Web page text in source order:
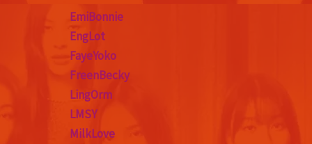
EmiBonnie
EngLot
FayeYoko
FreenBecky
LingOrm
LMSY
MilkLove